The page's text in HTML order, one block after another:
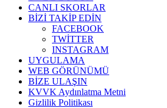
CANLI SKORLAR
BİZİ TAKİP EDİN
FACEBOOK
TWİTTER
INSTAGRAM
UYGULAMA
WEB GÖRÜNÜMÜ
BİZE ULAŞIN
KVVK Aydınlatma Metni
Gizlilik Politikası